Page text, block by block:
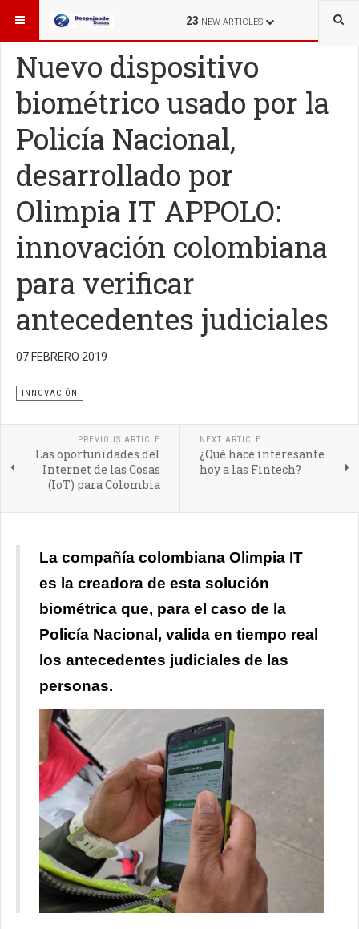
23 NEW ARTICLES
ESTÁ AQUÍ: INNOVACIÓN
Nuevo dispositivo
biométrico usado por la
Policía Nacional,
desarrollado por
Olimpia IT APPOLO:
innovación colombiana
para verificar
antecedentes judiciales
07 FEBRERO 2019
En sólo 2 meses de su puesta en operación, APPOLO de
la Policía Nacional, realizó 38.240 validaciones de
INNOVACIÓN
PREVIOUS ARTICLE
Las oportunidades del
Internet de las Cosas
(IoT) para Colombia
NEXT ARTICLE
¿Qué hace interesante
hoy a las Fintech?
La compañía colombiana Olimpia IT
es la creadora de esta solución
biométrica que, para el caso de la
Policía Nacional, valida en tiempo real
los antecedentes judiciales de las
personas.